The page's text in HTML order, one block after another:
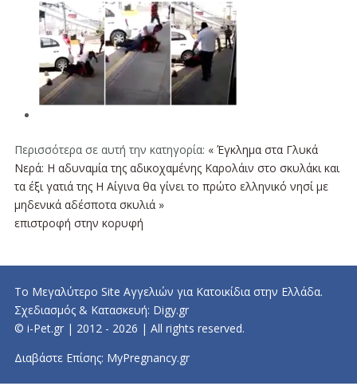
Περισσότερα σε αυτή την κατηγορία: « Έγκλημα στα Γλυκά
Νερά: Η αδυναμία της αδικοχαμένης Καρολάιν στο σκυλάκι και
τα έξι γατιά της Η Αίγινα θα γίνει το πρώτο ελληνικό νησί με
μηδενικά αδέσποτα σκυλιά »
επιστροφή στην κορυφή
Το Μεγαλύτερο Site Αγγελιών για Κατοικίδια στην Ελλάδα.
Σχεδιασμός & Κατασκευή: Digy.gr
© i-Pet.gr | 2012 - 2026 | All rights reserved.
Διαβάστε Επίσης: MyPregnancy.gr